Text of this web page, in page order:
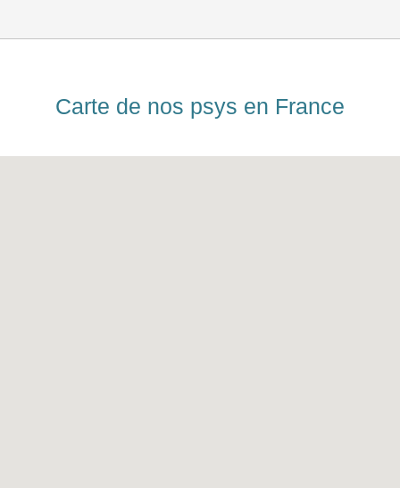
Carte de nos psys en France